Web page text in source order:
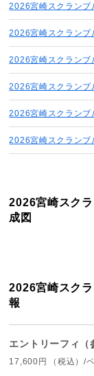
2026宮崎スクランブ
2026宮崎スクランブ
2026宮崎スクランブ
2026宮崎スクランブ
2026宮崎スクランブ
2026宮崎スクランブ
2026宮崎スク
成図
2026宮崎スク
報
エントリーフィ（
17,600円 （税込）/